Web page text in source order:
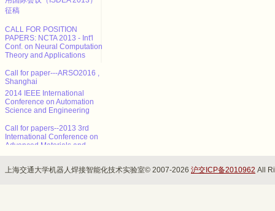
征稿
CALL FOR POSITION
PAPERS: NCTA 2013 - Int'l
Conf. on Neural Computation
Theory and Applications
Call for paper---ARSO2016 ,
Shanghai
2014 IEEE International
Conference on Automation
Science and Engineering
Call for papers--2013 3rd
International Conference on
Advanced Materials and
ICMSE Call for paper（EI）
上海交通大学机器人焊接智能化技术实验室© 2007-2026 沪交ICP备2010962 All